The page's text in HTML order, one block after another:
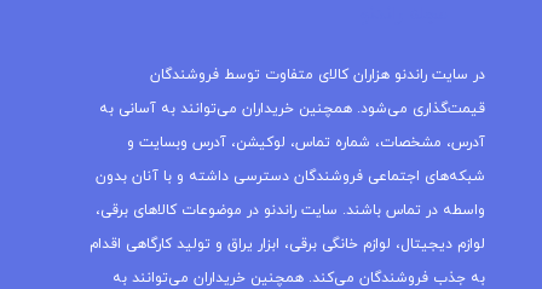
در سایت راندنو هزاران کالای متفاوت توسط فروشندگان
قیمت‌گذاری می‌شود. همچنین خریداران می‌توانند به آسانی به
آدرس، مشخصات، شماره تماس، لوکیشن، آدرس وبسایت و
شبکه‌های اجتماعی فروشندگان دسترسی داشته و با آنان بدون
واسطه در تماس باشند. سایت راندنو در موضوعات کالاهای برقی،
لوازم دیجیتال، لوازم خانگی برقی، ابزار یراق و تولید کارگاهی اقدام
به جذب فروشندگان می‌کند. همچنین خریداران می‌توانند به